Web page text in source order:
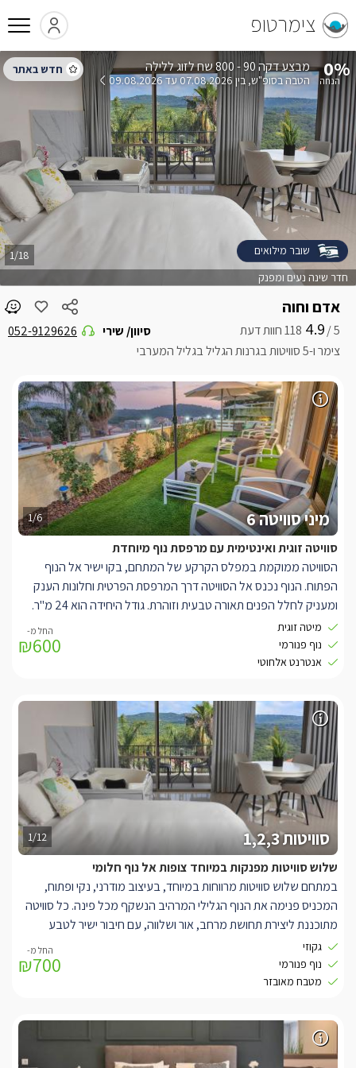
צימרטופ
אדם וחוה
5 /
4.9
צימר ו-5 סוויטות בגרנות הגליל בגליל המערבי
סיוון/ שירי 052-9129626
חדר שינה נעים ומפנק
1/18
0% הטבה בסופ"ש בין 07.08.2026 עד 09.08.2026
שובר מילואים
1/12 סוויטות 1,2,3
שלוש סוויטות מפנקות במיוחד צופות אל נוף חלומי
במתחם שלוש סוויטות מרווחות במיוחד, בעיצוב מודרני, נקי ופתוח,
המכניס פנימה את הנוף הגלילי המרהיב הנשקף מכל פינה. כל סוויטה
מתוכננת ליצירת תחושת מרחב, אור ושלווה, עם חיבור ישיר לטבע
שמסביב.
בחלל הפנימי תיהנו ממיטה זוגית גדולה ומפנקת, טלוויזיית ‎60‎ אינץ’,
ספה זוגית נפתחת וג’קוזי בועות מפנק במיוחד, הממוקם לצד חלון רחב
לכל סוויטה מרפסת נוף פרטית ומרווחת, המאפשרת ליהנות מהנוף
הפתוח ומהאוויר הצלול בכל שעות היום.
בנוסף, בכל סוויטה מטבח מאובזר להכנת ארוחות קלות, הכולל כלים
גקוזי
נוף פנורמי
מטבח מאובזר
₪700
1/6 מיני סוויטה 6
סוויטה זוגית ואינטימית עם מרפסת נוף מיוחדת
הסוויטה ממוקמת במפלס הקרקע של המתחם, בקו ישיר אל הנוף
הפתוח. הנוף נכנס אל הסוויטה דרך המרפסת הפרטית וחלונות הענק
ומעניק לחלל הפנים תאורה טבעית וזוהרת. גודל היחידה הוא 24 מ"ר.
סוויטה אינטימית עם מיטה זוגית במראה קלאסי כאשר למולה הסלון,
ולצידו המטבחון עם פינת קפה ומיני בר.פינות הישיבה הנוחות ושולחן
קפה.
ושפע פינות ישיבה המשקיפות אף הן אל הנוף.
מיטה זוגית
נוף פנורמי
אנטרנט אלחוטי
₪600